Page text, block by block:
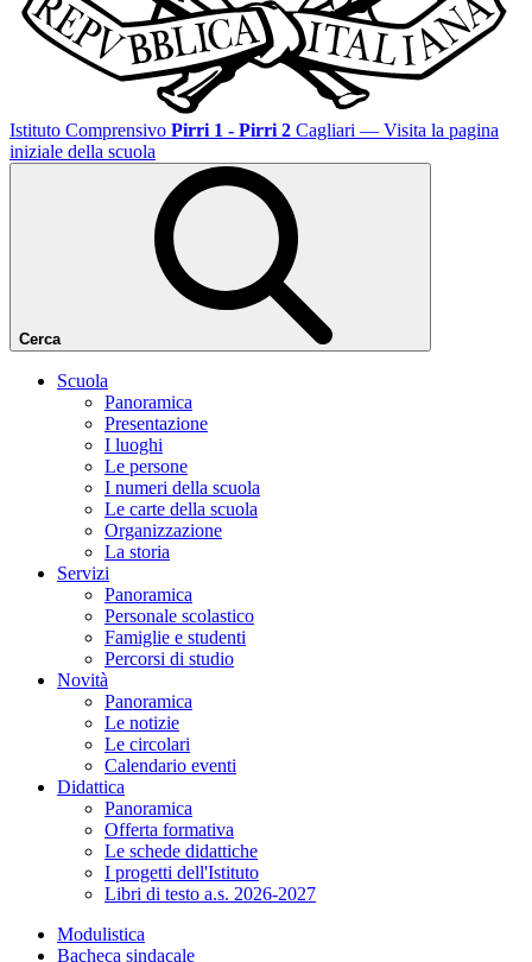
Istituto Comprensivo Pirri 1 - Pirri 2 Cagliari — Visita la pagina
iniziale della scuola
Cerca
Scuola
Panoramica
Presentazione
I luoghi
Le persone
I numeri della scuola
Le carte della scuola
Organizzazione
La storia
Servizi
Panoramica
Personale scolastico
Famiglie e studenti
Percorsi di studio
Novità
Panoramica
Le notizie
Le circolari
Calendario eventi
Didattica
Panoramica
Offerta formativa
Le schede didattiche
I progetti dell'Istituto
Libri di testo a.s. 2026-2027
Modulistica
Bacheca sindacale